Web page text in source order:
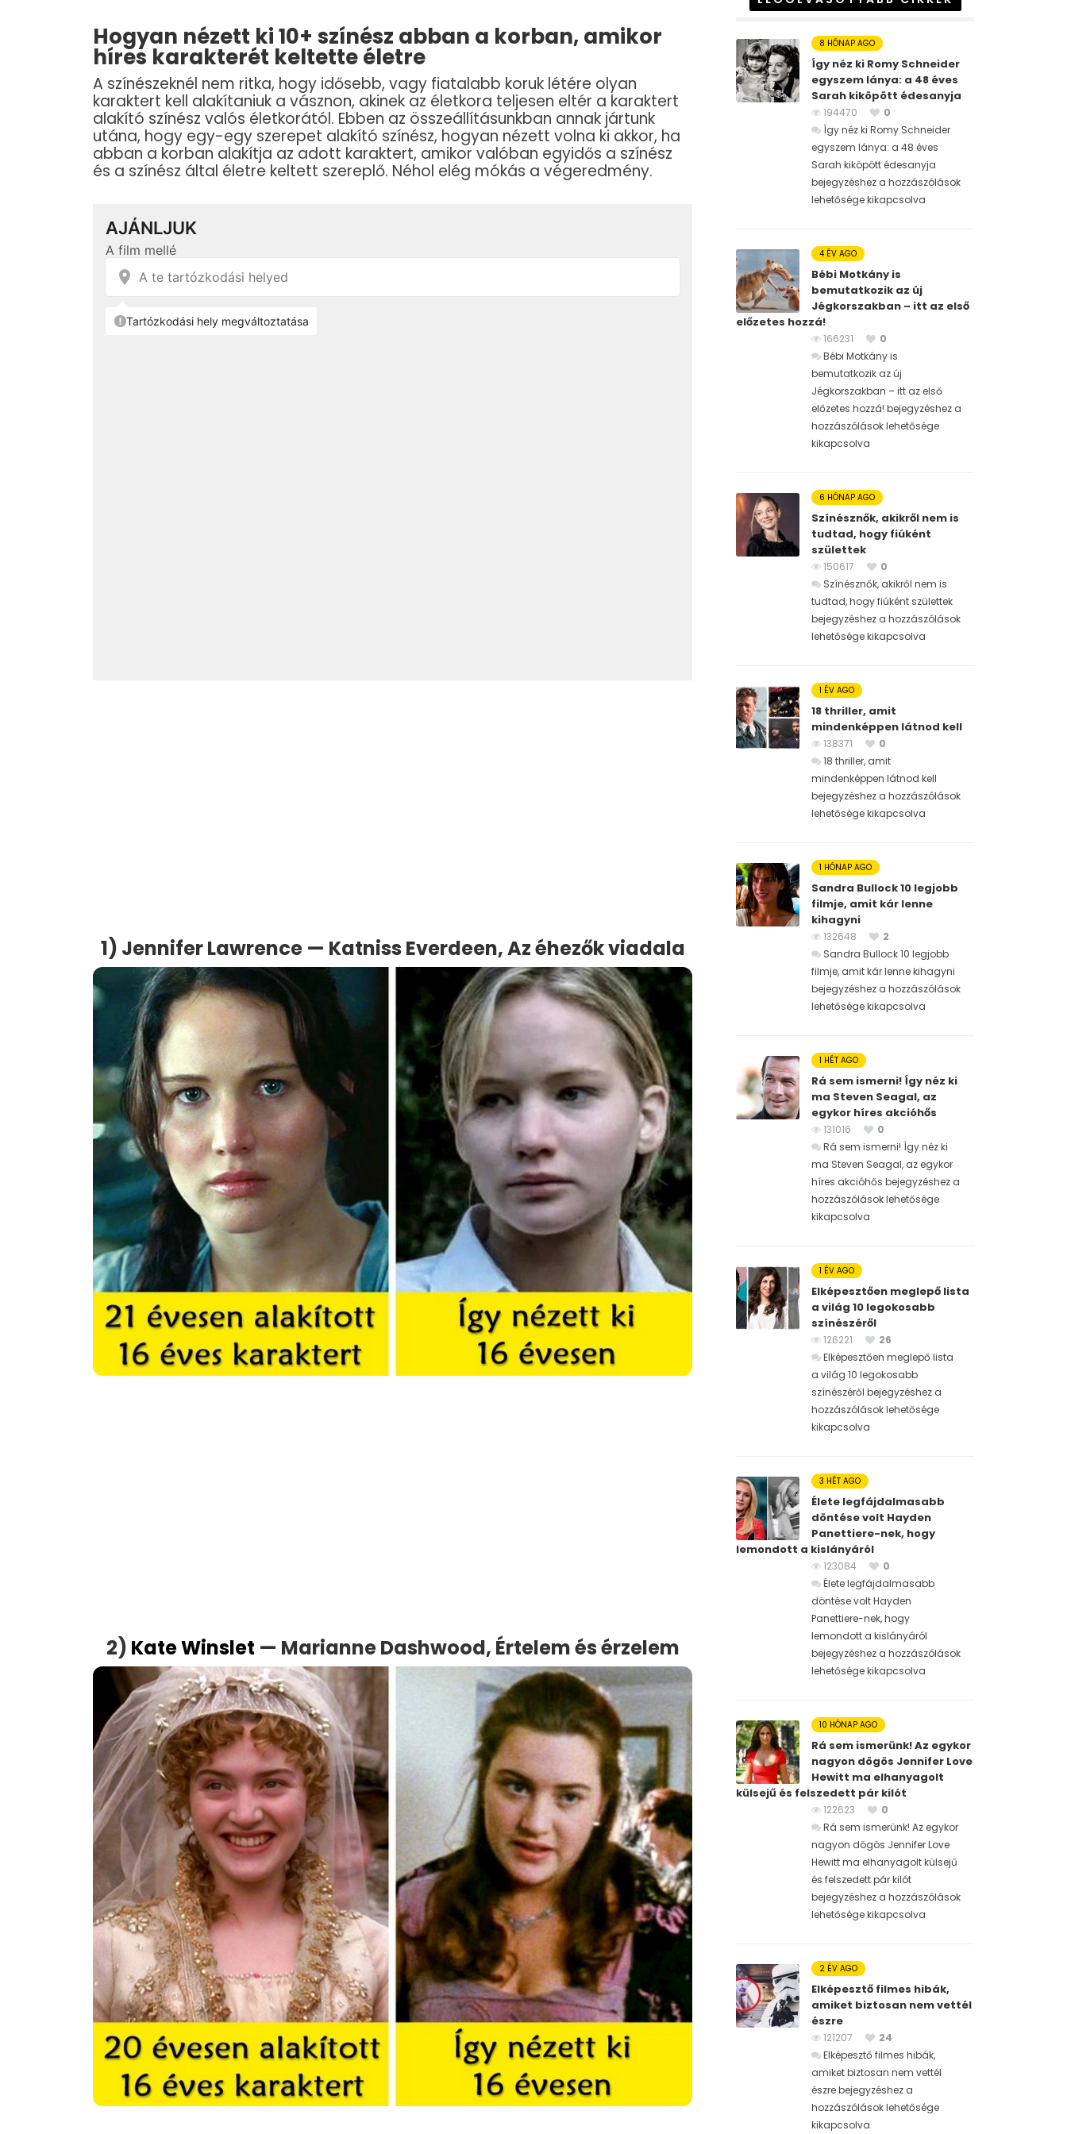
Hogyan nézett ki 10+ színész abban a korban, amikor
híres karakterét keltette életre
A színészeknél nem ritka, hogy idősebb, vagy fiatalabb koruk létére olyan
karaktert kell alakítaniuk a vásznon, akinek az életkora teljesen eltér a karaktert
alakító színész valós életkorától. Ebben az összeállításunkban annak jártunk
utána, hogy egy-egy szerepet alakító színész, hogyan nézett volna ki akkor, ha
abban a korban alakítja az adott karaktert, amikor valóban egyidős a színész
és a színész által életre keltett szereplő. Néhol elég mókás a végeredmény.
1) Jennifer Lawrence — Katniss Everdeen, Az éhezők viadala
2) Kate Winslet — Marianne Dashwood, Értelem és érzelem
8 HÓNAP AGO
Így néz ki Romy Schneider
egyszem lánya: a 48 éves
Sarah kiköpött édesanyja
194470
0
Így néz ki Romy Schneider
egyszem lánya: a 48 éves
Sarah kiköpött édesanyja
bejegyzéshez a hozzászólások
lehetősége kikapcsolva
4 ÉV AGO
Bébi Motkány is
bemutatkozik az új
Jégkorszakban – itt az első
előzetes hozzá!
166231
0
Bébi Motkány is
bemutatkozik az új
Jégkorszakban – itt az első
előzetes hozzá! bejegyzéshez a
hozzászólások lehetősége
kikapcsolva
6 HÓNAP AGO
Színésznők, akikről nem is
tudtad, hogy fiúként
születtek
150617
0
Színésznők, akikről nem is
tudtad, hogy fiúként születtek
bejegyzéshez a hozzászólások
lehetősége kikapcsolva
1 ÉV AGO
18 thriller, amit
mindenképpen látnod kell
138371
0
18 thriller, amit
mindenképpen látnod kell
bejegyzéshez a hozzászólások
lehetősége kikapcsolva
1 HÓNAP AGO
Sandra Bullock 10 legjobb
filmje, amit kár lenne
kihagyni
132648
2
Sandra Bullock 10 legjobb
filmje, amit kár lenne kihagyni
bejegyzéshez a hozzászólások
lehetősége kikapcsolva
1 HÉT AGO
Rá sem ismerni! Így néz ki
ma Steven Seagal, az
egykor híres akcióhős
131016
0
Rá sem ismerni! Így néz ki
ma Steven Seagal, az egykor
híres akcióhős bejegyzéshez a
hozzászólások lehetősége
kikapcsolva
1 ÉV AGO
Elképesztően meglepő lista
a világ 10 legokosabb
színészéről
126221
26
Elképesztően meglepő lista
a világ 10 legokosabb
színészéről bejegyzéshez a
hozzászólások lehetősége
kikapcsolva
3 HÉT AGO
Élete legfájdalmasabb
döntése volt Hayden
Panettiere-nek, hogy
lemondott a kislányáról
123084
0
Élete legfájdalmasabb
döntése volt Hayden
Panettiere-nek, hogy
lemondott a kislányáról
bejegyzéshez a hozzászólások
lehetősége kikapcsolva
10 HÓNAP AGO
Rá sem ismerünk! Az egykor
nagyon dögös Jennifer Love
Hewitt ma elhanyagolt
külsejű és felszedett pár kilót
122623
0
Rá sem ismerünk! Az egykor
nagyon dögös Jennifer Love
Hewitt ma elhanyagolt külsejű
és felszedett pár kilót
bejegyzéshez a hozzászólások
lehetősége kikapcsolva
2 ÉV AGO
Elképesztő filmes hibák,
amiket biztosan nem vettél
észre
121207
24
Elképesztő filmes hibák,
amiket biztosan nem vettél
észre bejegyzéshez a
hozzászólások lehetősége
kikapcsolva